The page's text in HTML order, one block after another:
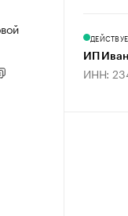
ИП
ИНН: